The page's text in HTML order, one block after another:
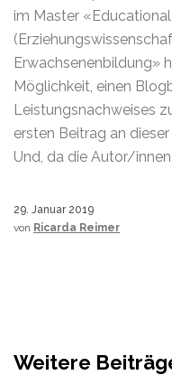
im Master
Erwachsenenbildung»
Möglichkeit, einen
Leistungsnachweises
ersten Beitrag an
Und, da die Autor/
29. Januar 2019
von Ricarda Reimer
Weitere